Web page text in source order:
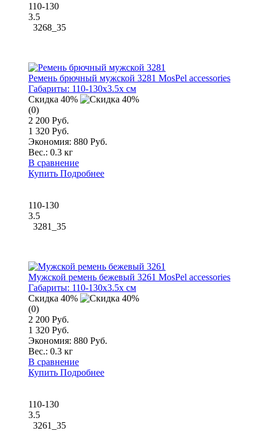
110-130
3.5
3268_35
Ремень брючный мужской 3281 MosPel accessories
Габариты: 110-130x3.5x см
Скидка 40%
(0)
2 200 Руб.
1 320 Руб.
Экономия: 880 Руб.
Вес.: 0.3 кг
В сравнение
Купить Подробнее
110-130
3.5
3281_35
Мужской ремень бежевый 3261 MosPel accessories
Габариты: 110-130x3.5x см
Скидка 40%
(0)
2 200 Руб.
1 320 Руб.
Экономия: 880 Руб.
Вес.: 0.3 кг
В сравнение
Купить Подробнее
110-130
3.5
3261_35